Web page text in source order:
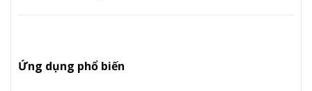
Ứng dụng phổ biến